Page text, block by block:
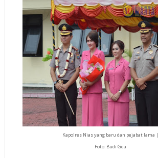
Kapolres Nias yang baru dan pejabat lama |
Foto: Budi Gea